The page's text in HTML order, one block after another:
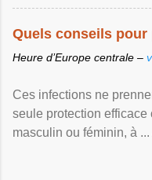
Quels conseils
Heure d’Europe centrale –
Ces infections ne
seule protection efficace
masculin ou féminin, à